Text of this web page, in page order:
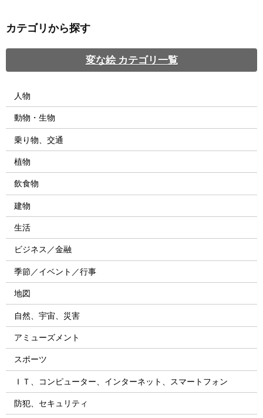
カテゴリから探す
変な絵 カテゴリ一覧
人物
動物・生物
乗り物、交通
植物
飲食物
建物
生活
ビジネス／金融
季節／イベント／行事
地図
自然、宇宙、災害
アミューズメント
スポーツ
ＩＴ、コンピューター、インターネット、スマートフォン
防犯、セキュリティ